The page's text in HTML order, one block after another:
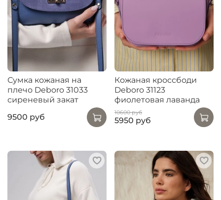
Сумка кожаная на
плечо Deboro 31033
сиреневый закат
9500 руб
Кожаная кроссбоди
Deboro 31123
фиолетовая лаванда
10600 руб
5950 руб